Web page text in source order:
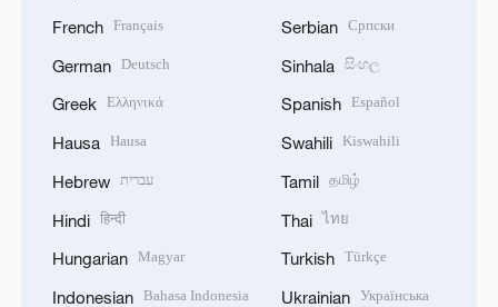
French Français
German Deutsch
Greek Ελληνικά
Hausa Hausa
Hebrew עברית
Hindi हिन्दी
Hungarian Magyar
Indonesian Bahasa Indonesia
Serbian Српски
Sinhala සිංහල
Spanish Español
Swahili Kiswahili
Tamil தமிழ்
Thai ไทย
Turkish Türkçe
Ukrainian Українська